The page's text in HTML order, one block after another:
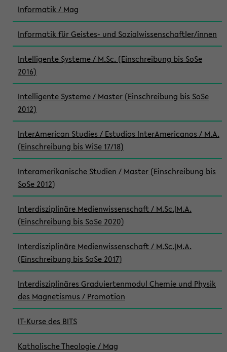
Informatik / Mag
Informatik für Geistes- und Sozialwissenschaftler/innen
Intelligente Systeme / M.Sc. (Einschreibung bis SoSe
2016)
Intelligente Systeme / Master (Einschreibung bis SoSe
2012)
InterAmerican Studies / Estudios InterAmericanos / M.A.
(Einschreibung bis WiSe 17/18)
Interamerikanische Studien / Master (Einschreibung bis
SoSe 2012)
Interdisziplinäre Medienwissenschaft / M.Sc.|M.A.
(Einschreibung bis SoSe 2020)
Interdisziplinäre Medienwissenschaft / M.Sc.|M.A.
(Einschreibung bis SoSe 2017)
Interdisziplinäres Graduiertenmodul Chemie und Physik
des Magnetismus / Promotion
IT-Kurse des BITS
Katholische Theologie / Mag